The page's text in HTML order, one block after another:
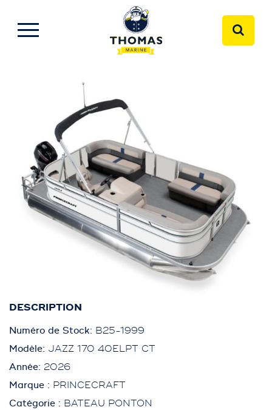
JAZZ 170 40ELPT CT2026
DESCRIPTION
Numéro de Stock: B25-1999
Modèle: JAZZ 170 40ELPT CT
Année: 2026
Marque : PRINCECRAFT
Catégorie : BATEAU PONTON